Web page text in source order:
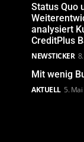
Status Quo
analysiert
CreditPlus
NEWSTICKER
Mit wenig
AKTUELL 5.